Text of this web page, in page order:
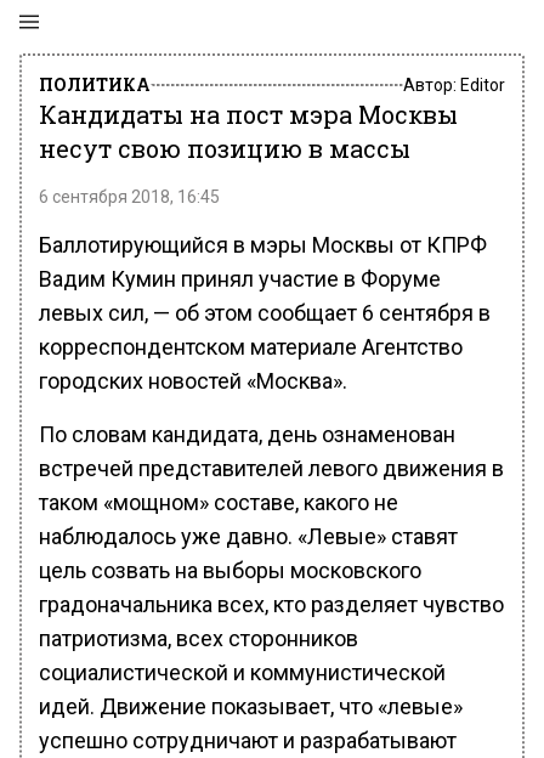
ПОЛИТИКА Автор: Editor
Кандидаты на пост мэра Москвы
несут свою позицию в массы
6 сентября 2018, 16:45
Баллотирующийся в мэры Москвы от КПРФ
Вадим Кумин принял участие в Форуме
левых сил, — об этом сообщает 6 сентября в
корреспондентском материале Агентство
городских новостей «Москва».
По словам кандидата, день ознаменован
встречей представителей левого движения в
таком «мощном» составе, какого не
наблюдалось уже давно. «Левые» ставят
цель созвать на выборы московского
градоначальника всех, кто разделяет чувство
патриотизма, всех сторонников
социалистической и коммунистической
идей. Движение показывает, что «левые»
успешно сотрудничают и разрабатывают